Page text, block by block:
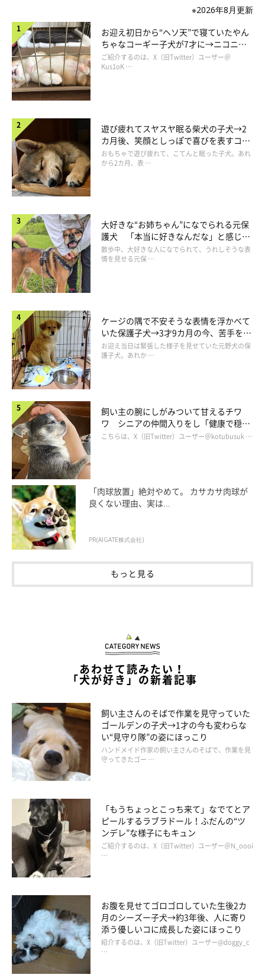
※2026年8月更新
お迎え初日から“ヘソ天”で寝ていたやん
ちゃなコーギー子犬が7才に→ニコニ
コ“コーギースマイル”が魅力のコに成
長！
ご紹介するのは、X（旧Twitter）ユーザー＠
Kus1oK …
遊び疲れてスヤスヤ眠る柴犬の子犬→2
カ月後、笑顔としっぽで喜びを表すコに
成長！
おもちゃで遊び疲れて、こてんと眠った子犬。あれ
から2カ月、表 …
大好きな“お姉ちゃん”になでられる元保
護犬 「本当に好きなんだな」と感じる
表情にほっこり
散歩中、大好きな人になでられて、うれしそうな表
情を見せる元保 …
ケージの隅で不安そうな表情を浮かべて
いた保護子犬→3才9カ月の今、苦手を克
服し頼もしいコに成長！
お迎え当日は緊張した様子を見せていた元野犬の保
護子犬。あれか …
飼い主の腕にしがみついて甘えるチワ
ワ シニアの仲間入りをし「健康で穏や
かな暮らしが続いてほしい」と願う
こちらは、X（旧Twitter）ユーザー＠kotubusuk …
「肉球放置」絶対やめて。 カサカサ肉球が
良くない理由、実は...
PR(AIGATE株式会社)
もっと見る
あわせて読みたい！
「犬が好き」の新着記事
飼い主さんのそばで作業を見守っていた
ゴールデンの子犬→1才の今も変わらな
い“見守り隊”の姿にほっこり
ハンドメイド作家の飼い主さんのそばで、作業を見
守ってきたゴー …
「もうちょっとこっち来て」なでてとア
ピールするラブラドール！ふだんの“ツ
ンデレ”な様子にもキュン
ご紹介するのは、X（旧Twitter）ユーザー＠N_oooi
…
お腹を見せてゴロゴロしていた生後2カ
月のシーズー子犬→約3年後、人に寄り
添う優しいコに成長した姿にほっこり
紹介するのは、X（旧Twitter）ユーザー@doggy_c
…